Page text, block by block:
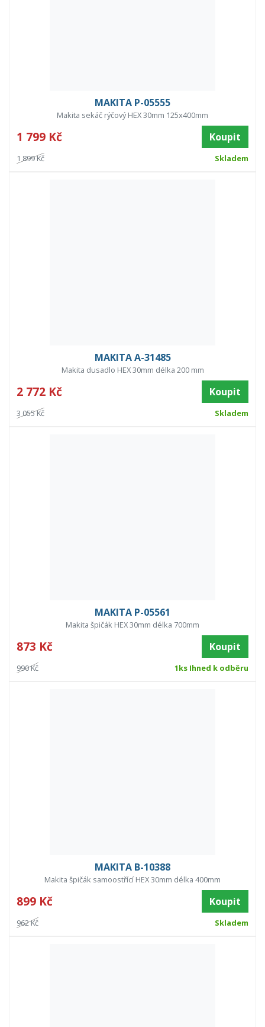
MAKITA P-05555
Makita sekáč rýčový HEX 30mm 125x400mm
1 799 Kč Koupit
1 899 Kč Skladem
MAKITA A-31485
Makita dusadlo HEX 30mm délka 200 mm
2 772 Kč Koupit
3 055 Kč Skladem
MAKITA P-05561
Makita špičák HEX 30mm délka 700mm
873 Kč Koupit
990 Kč 1ks Ihned k odběru
MAKITA B-10388
Makita špičák samoostřící HEX 30mm délka 400mm
899 Kč Koupit
962 Kč Skladem